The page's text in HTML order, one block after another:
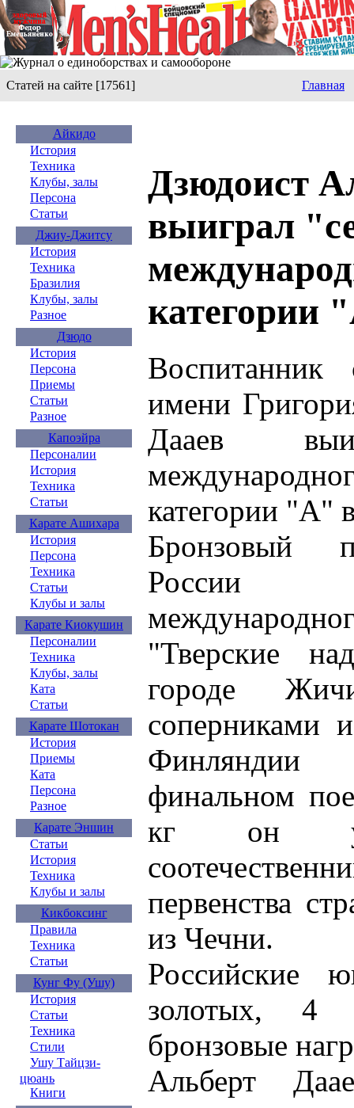
Статей на сайте [17561] Главная
Айкидо
История
Техника
Клубы, залы
Персона
Статьи
Джиу-Джитсу
История
Техника
Бразилия
Клубы, залы
Разное
Дзюдо
История
Персона
Приемы
Статьи
Разное
Капоэйра
Персоналии
История
Техника
Статьи
Карате Ашихара
История
Персона
Техника
Статьи
Клубы и залы
Карате Киокушин
Персоналии
Техника
Клубы, залы
Ката
Статьи
Карате Шотокан
История
Приемы
Ката
Персона
Разное
Карате Эншин
Статьи
История
Техника
Клубы и залы
Кикбоксинг
Правила
Техника
Статьи
Кунг Фу (Ушу)
История
Статьи
Техника
Стили
Ушу Тайцзи-
цюань
Книги
Дзюдоист
выиграл
категории
Воспитанник
имени
Дааев
категории "А"
Бронзовый
России
"Тверские
городе
соперниками
финальном
кг он
первенства
из Чечни.
Российские
золотых, 4
бронзовые
Альберт